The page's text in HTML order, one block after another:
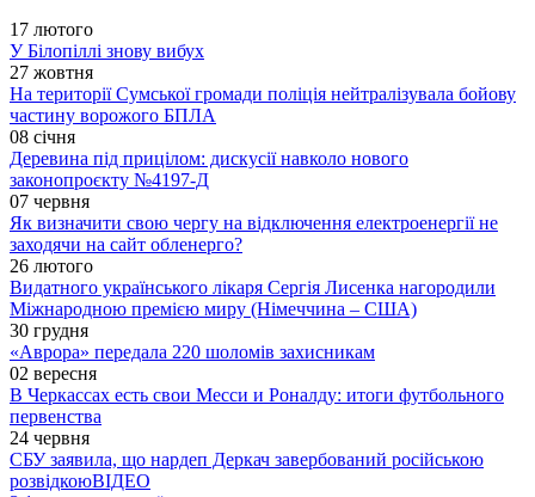
17 лютого
У Білопіллі знову вибух
27 жовтня
На території Сумської громади поліція нейтралізувала бойову
частину ворожого БПЛА
08 січня
Деревина під прицілом: дискусії навколо нового
законопроєкту №4197-Д
07 червня
Як визначити свою чергу на відключення електроенергії не
заходячи на сайт обленерго?
26 лютого
Видатного українського лікаря Сергія Лисенка нагородили
Міжнародною премією миру (Німеччина – США)
30 грудня
«Аврора» передала 220 шоломів захисникам
02 вересня
В Черкассах есть свои Месси и Роналду: итоги футбольного
первенства
24 червня
СБУ заявила, що нардеп Деркач завербований російською
розвідкоюВІДЕО